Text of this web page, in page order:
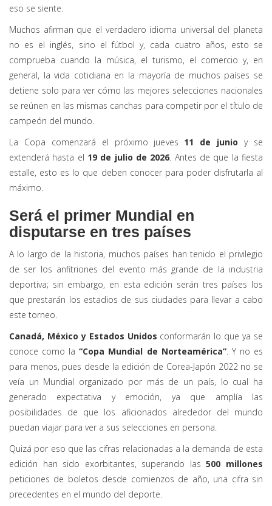
eso se siente.
Muchos afirman que el verdadero idioma universal del planeta
no es el inglés, sino el fútbol y, cada cuatro años, esto se
comprueba cuando la música, el turismo, el comercio y, en
general, la vida cotidiana en la mayoría de muchos países se
detiene solo para ver cómo las mejores selecciones nacionales
se reúnen en las mismas canchas para competir por el título de
campeón del mundo.
La Copa comenzará el próximo jueves 11 de junio y se
extenderá hasta el 19 de julio de 2026. Antes de que la fiesta
estalle, esto es lo que deben conocer para poder disfrutarla al
máximo.
Será el primer Mundial en
disputarse en tres países
A lo largo de la historia, muchos países han tenido el privilegio
de ser los anfitriones del evento más grande de la industria
deportiva; sin embargo, en esta edición serán tres países los
que prestarán los estadios de sus ciudades para llevar a cabo
este torneo.
Canadá, México y Estados Unidos conformarán lo que ya se
conoce como la“Copa Mundial de Norteamérica”. Y no es
para menos, pues desde la edición de Corea-Japón 2022 no se
veía un Mundial organizado por más de un país, lo cual ha
generado expectativa y emoción, ya que amplía las
posibilidades de que los aficionados alrededor del mundo
puedan viajar para ver a sus selecciones en persona.
Quizá por eso que las cifras relacionadas a la demanda de esta
edición han sido exorbitantes, superando las500 millones
peticiones de boletos desde comienzos de año, una cifra sin
precedentes en el mundo del deporte.